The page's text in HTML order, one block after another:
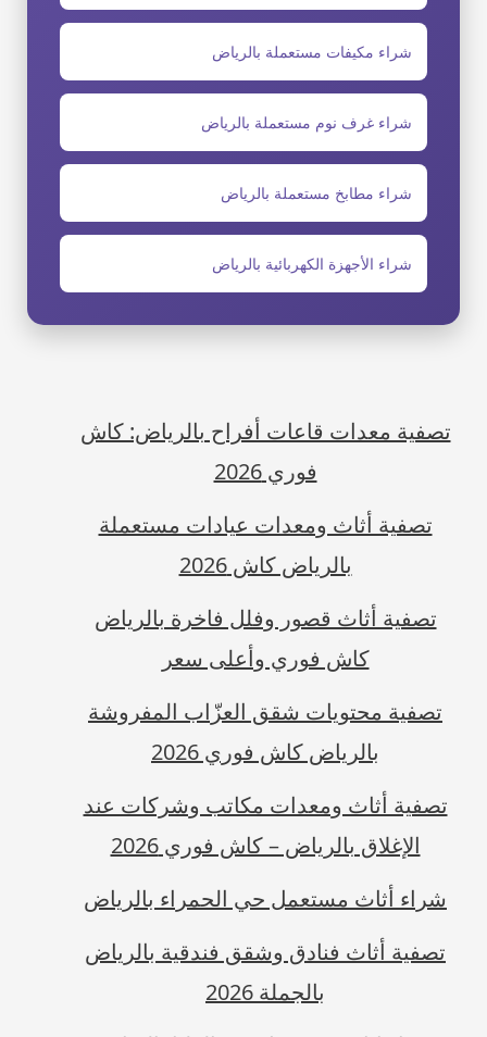
شراء مكيفات مستعملة بالرياض
شراء غرف نوم مستعملة بالرياض
شراء مطابخ مستعملة بالرياض
شراء الأجهزة الكهربائية بالرياض
تصفية معدات قاعات أفراح بالرياض: كاش
فوري 2026
تصفية أثاث ومعدات عيادات مستعملة
بالرياض كاش 2026
تصفية أثاث قصور وفلل فاخرة بالرياض
كاش فوري وأعلى سعر
تصفية محتويات شقق العزّاب المفروشة
بالرياض كاش فوري 2026
تصفية أثاث ومعدات مكاتب وشركات عند
الإغلاق بالرياض – كاش فوري 2026
شراء أثاث مستعمل حي الحمراء بالرياض
تصفية أثاث فنادق وشقق فندقية بالرياض
بالجملة 2026